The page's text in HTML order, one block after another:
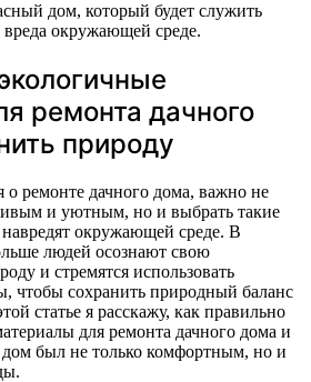
дом, который будет служить
окружающей среде.
ремонта дачного
природу
ремонте дачного дома, важно не
и уютным, но и выбрать такие
окружающей среде. В
людей осознают свою
и стремятся использовать
чтобы сохранить природный баланс
статье я расскажу, как правильно
для ремонта дачного дома и
дом был не только комфортным, но и